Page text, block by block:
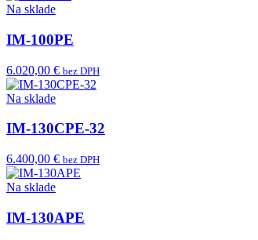
Na sklade
IM-100PE
6.020,00 € bez DPH
Na sklade
IM-130CPE-32
6.400,00 € bez DPH
Na sklade
IM-130APE